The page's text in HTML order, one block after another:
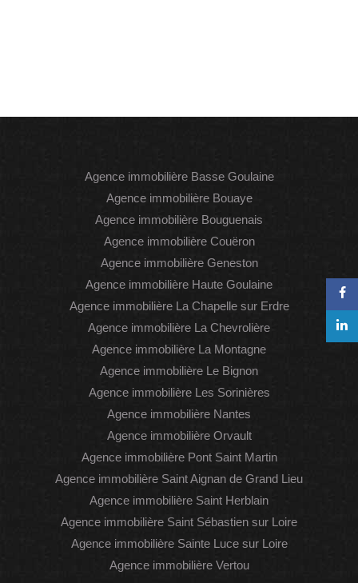
Agence immobilière Basse Goulaine
Agence immobilière Bouaye
Agence immobilière Bouguenais
Agence immobilière Couëron
Agence immobilière Geneston
Agence immobilière Haute Goulaine
Agence immobilière La Chapelle sur Erdre
Agence immobilière La Chevrolière
Agence immobilière La Montagne
Agence immobilière Le Bignon
Agence immobilière Les Sorinières
Agence immobilière Nantes
Agence immobilière Orvault
Agence immobilière Pont Saint Martin
Agence immobilière Saint Aignan de Grand Lieu
Agence immobilière Saint Herblain
Agence immobilière Saint Sébastien sur Loire
Agence immobilière Sainte Luce sur Loire
Agence immobilière Vertou